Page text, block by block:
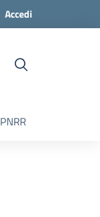
Accedi
PNRR